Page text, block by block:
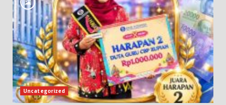
Uncategorized